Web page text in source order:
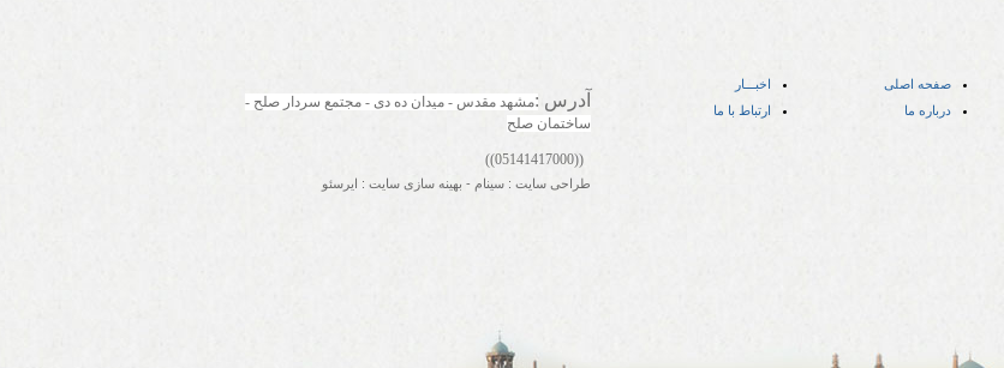
صفحه اصلی
اخبـــار
درباره ما
ارتباط با ما آدرس :
ساختمان صلح
((05141417000))
طراحی سایت : سینام - بهینه سازی سایت : ایرسئو